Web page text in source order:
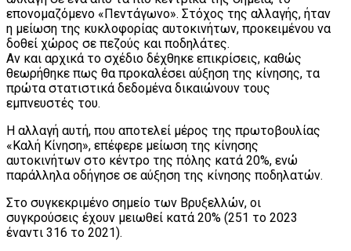
επονομαζόμενο «Πεντάγωνο». Στόχος της αλλαγής, ήταν
η μείωση της κυκλοφορίας αυτοκινήτων, προκειμένου να
δοθεί χώρος σε πεζούς και ποδηλάτες.
Αν και αρχικά το σχέδιο δέχθηκε επικρίσεις, καθώς
θεωρήθηκε πως θα προκαλέσει αύξηση της κίνησης, τα
πρώτα στατιστικά δεδομένα δικαιώνουν τους
εμπνευστές του.
Η αλλαγή αυτή, που αποτελεί μέρος της πρωτοβουλίας
«Καλή Κίνηση», επέφερε μείωση της κίνησης
αυτοκινήτων στο κέντρο της πόλης κατά 20%, ενώ
παράλληλα οδήγησε σε αύξηση της κίνησης ποδηλατών.
Στο συγκεκριμένο σημείο των Βρυξελλών, οι
συγκρούσεις έχουν μειωθεί κατά 20% (251 το 2023
έναντι 316 το 2021).